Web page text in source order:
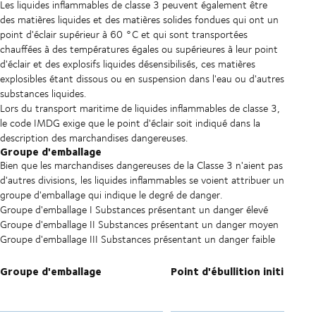
Les liquides inflammables de classe 3 peuvent également être
des matières liquides et des matières solides fondues qui ont un
point d'éclair supérieur à 60 °C et qui sont transportées
chauffées à des températures égales ou supérieures à leur point
d'éclair et des explosifs liquides désensibilisés, ces matières
explosibles étant dissous ou en suspension dans l'eau ou d'autres
substances liquides.
Lors du transport maritime de liquides inflammables de classe 3,
le code IMDG exige que le point d'éclair soit indiqué dans la
description des marchandises dangereuses.
Groupe d'emballage
Bien que les marchandises dangereuses de la Classe 3 n'aient pas
d'autres divisions, les liquides inflammables se voient attribuer un
groupe d'emballage qui indique le degré de danger.
Groupe d'emballage I Substances présentant un danger élevé
Groupe d'emballage II Substances présentant un danger moyen
Groupe d'emballage III Substances présentant un danger faible
Groupe d'emballage Point d'ébullition initial